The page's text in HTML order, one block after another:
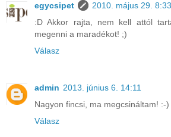
egycsipet
2010. május 29. 8:33
:D Akkor rajta, nem kell attól
megenni a maradékot! ;)
Válasz
admin 2013. június 6. 14:11
Nagyon fincsi, ma megcsináltam! :-)
Válasz